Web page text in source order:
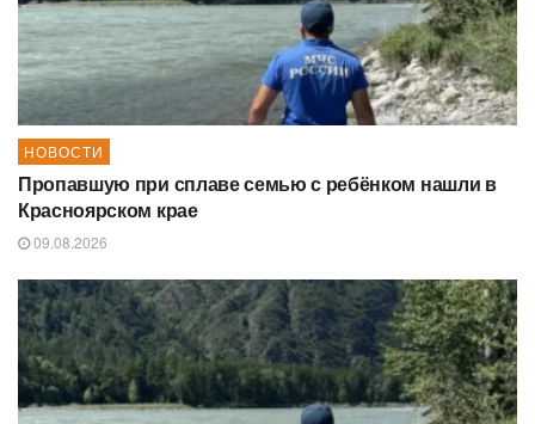
НОВОСТИ
Пропавшую при сплаве семью с ребёнком нашли в
Красноярском крае
09.08.2026